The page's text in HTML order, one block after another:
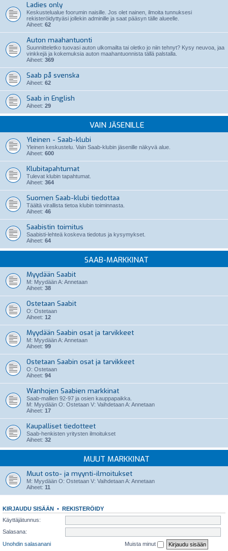
Ladies only
Keskustelualue foorumin naisille. Jos olet nainen, ilmoita tunnuksesi
rekisteröidyttyäsi jollekin adminille ja saat pääsyn tälle alueelle.
Aiheet: 62
Auton maahantuonti
Suunnitteletko tuovasi auton ulkomailta tai oletko jo niin tehnyt? Kysy neuvoa, jaa
vinkkejä ja kokemuksia auton maahantuonnista tällä palstalla.
Aiheet: 369
Saab på svenska
Aiheet: 62
Saab in English
Aiheet: 29
VAIN JÄSENILLE
Yleinen - Saab-klubi
Yleinen keskustelu. Vain Saab-klubin jäsenille näkyvä alue.
Aiheet: 600
Klubitapahtumat
Tulevat klubin tapahtumat.
Aiheet: 364
Suomen Saab-klubi tiedottaa
Täältä virallista tietoa klubin toiminnasta.
Aiheet: 46
Saabistin toimitus
Saabisti-lehteä koskeva tiedotus ja kysymykset.
Aiheet: 64
SAAB-MARKKINAT
Myydään Saabit
M: Myydään A: Annetaan
Aiheet: 38
Ostetaan Saabit
O: Ostetaan
Aiheet: 12
Myydään Saabin osat ja tarvikkeet
M: Myydään A: Annetaan
Aiheet: 99
Ostetaan Saabin osat ja tarvikkeet
O: Ostetaan
Aiheet: 94
Wanhojen Saabien markkinat
Saab-mallien 92-97 ja osien kauppapaikka.
M: Myydään O: Ostetaan V: Vaihdetaan A: Annetaan
Aiheet: 17
Kaupalliset tiedotteet
Saab-henkisten yritysten ilmoitukset
Aiheet: 32
MUUT MARKKINAT
Muut osto- ja myynti-ilmoitukset
M: Myydään O: Ostetaan V: Vaihdetaan A: Annetaan
Aiheet: 11
KIRJAUDU SISÄÄN • REKISTERÖIDY
Käyttäjätunnus:
Salasana:
Unohdin salasanani
Muista minut